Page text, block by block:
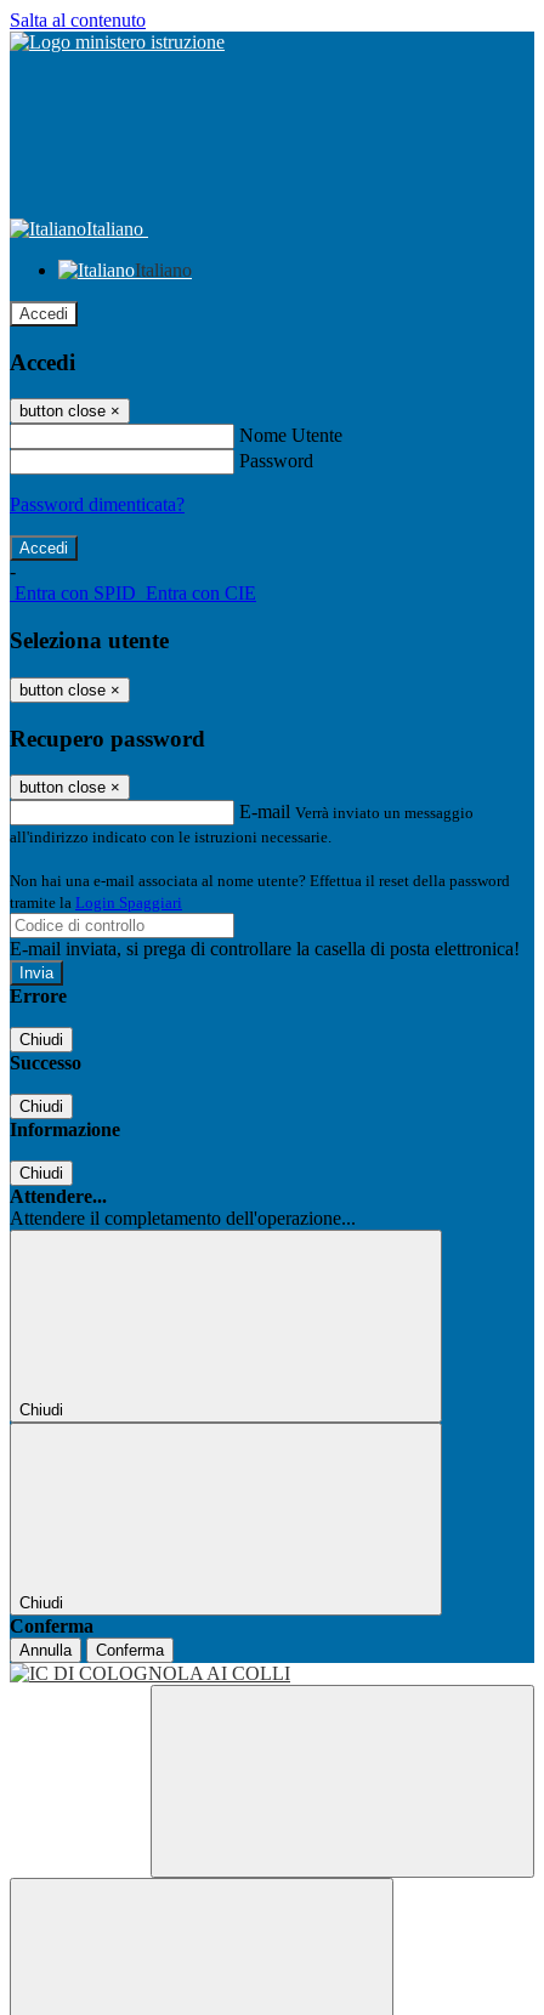
Salta al contenuto
Italiano
Italiano
Accedi
Accedi
button close ×
Nome Utente
Password
Password dimenticata?
-
Entra con SPID Entra con CIE
Seleziona utente
button close ×
Recupero password
button close ×
E-mail Verrà inviato un messaggio
all'indirizzo indicato con le istruzioni necessarie.
Non hai una e-mail associata al nome utente? Effettua il reset della password
tramite la Login Spaggiari
E-mail inviata, si prega di controllare la casella di posta elettronica!
Errore
Chiudi
Successo
Chiudi
Informazione
Chiudi
Attendere...
Attendere il completamento dell'operazione...
Chiudi
Chiudi
Conferma
Annulla Conferma